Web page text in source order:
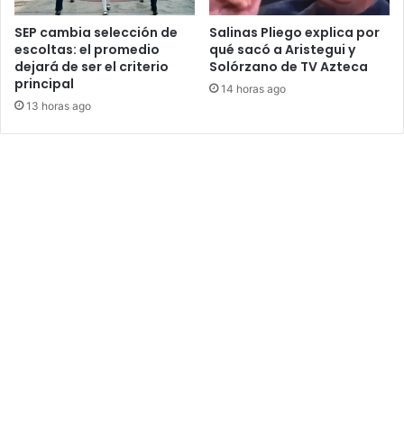
SEP cambia selección de
escoltas: el promedio
dejará de ser el criterio
principal
13 horas ago
Salinas Pliego explica por
qué sacó a Aristegui y
Solórzano de TV Azteca
14 horas ago